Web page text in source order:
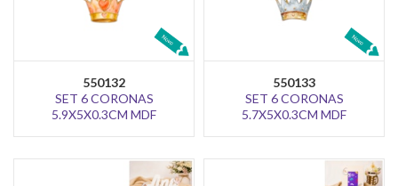
550132
SET 6 CORONAS
5.9X5X0.3CM MDF
550133
SET 6 CORONAS
5.7X5X0.3CM MDF